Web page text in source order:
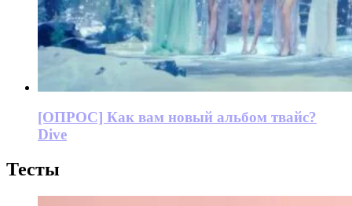
[ОПРОС] Как вам новый альбом твайс?
Dive
Тесты